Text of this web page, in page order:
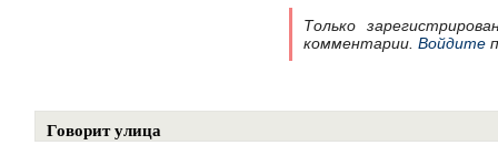
Только
комментарии. Войдите
Говорит улица